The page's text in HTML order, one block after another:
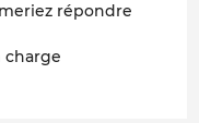
répondre
charge